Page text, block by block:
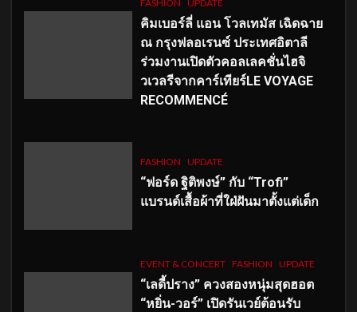
FASHION UPDATE
คิมเบอร์ลี่ แอน โวลเทมัส เฉิดฉาย
ณ กรุงฟลอเรนซ์ ประเทศอิตาลี
ร่วมงานเปิดตัวคอลเลคชั่นไฮจิ
วเวลรีจากคาร์เทียร์LE VOYAGE
RECOMMENCÉ
FASHION UPDATE
“ฟอร์ด ฐิติพงษ์” กับ “Trofi”
แบรนด์เสื้อผ้าที่ใฝ่ฝันมาตั้งแต่เด็ก
EVENT & CONCERT FASHION UPDATE
“เลดี้ปราง” ควงสองหนุ่มสุดฮอต
“หยิ่น-วอร์” เปิดรันเวย์ต้อนรับ